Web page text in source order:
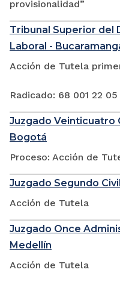
provisionalidad”
Tribunal Superior del
Laboral -
Acción de Tutela
Radicado: 68 001 22
Juzgado Veinticuatro
Bogotá
Proceso: Acción de
Juzgado Segundo
Acción de Tutela
Juzgado Once
Medellín
Acción de Tutela